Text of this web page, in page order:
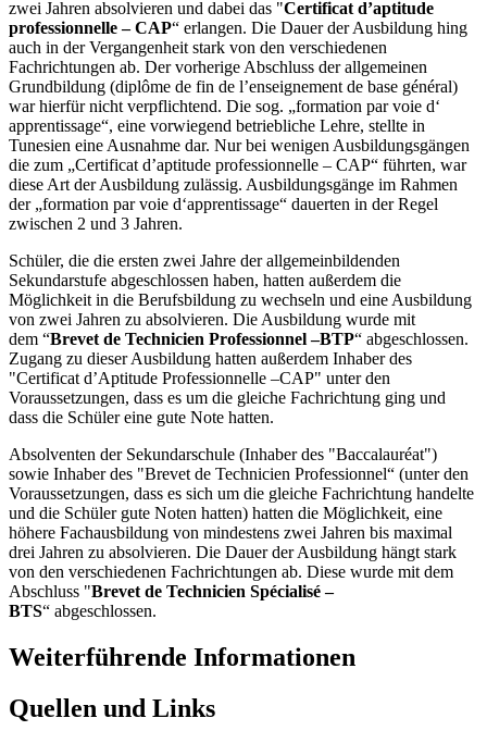
zwei Jahren absolvieren und dabei das "Certificat d’aptitude
professionnelle – CAP“ erlangen. Die Dauer der Ausbildung hing
auch in der Vergangenheit stark von den verschiedenen
Fachrichtungen ab. Der vorherige Abschluss der allgemeinen
Grundbildung (diplôme de fin de l’enseignement de base général)
war hierfür nicht verpflichtend. Die sog. „formation par voie d‘
apprentissage“, eine vorwiegend betriebliche Lehre, stellte in
Tunesien eine Ausnahme dar. Nur bei wenigen Ausbildungsgängen
die zum „Certificat d’aptitude professionnelle – CAP“ führten, war
diese Art der Ausbildung zulässig. Ausbildungsgänge im Rahmen
der „formation par voie d‘apprentissage“ dauerten in der Regel
zwischen 2 und 3 Jahren.
Schüler, die die ersten zwei Jahre der allgemeinbildenden
Sekundarstufe abgeschlossen haben, hatten außerdem die
Möglichkeit in die Berufsbildung zu wechseln und eine Ausbildung
von zwei Jahren zu absolvieren. Die Ausbildung wurde mit
dem “Brevet de Technicien Professionnel –BTP“ abgeschlossen.
Zugang zu dieser Ausbildung hatten außerdem Inhaber des
"Certificat d’Aptitude Professionnelle –CAP" unter den
Voraussetzungen, dass es um die gleiche Fachrichtung ging und
dass die Schüler eine gute Note hatten.
Absolventen der Sekundarschule (Inhaber des "Baccalauréat")
sowie Inhaber des "Brevet de Technicien Professionnel“ (unter den
Voraussetzungen, dass es sich um die gleiche Fachrichtung handelte
und die Schüler gute Noten hatten) hatten die Möglichkeit, eine
höhere Fachausbildung von mindestens zwei Jahren bis maximal
drei Jahren zu absolvieren. Die Dauer der Ausbildung hängt stark
von den verschiedenen Fachrichtungen ab. Diese wurde mit dem
Abschluss "Brevet de Technicien Spécialisé –
BTS“ abgeschlossen.
Weiterführende Informationen
Quellen und Links